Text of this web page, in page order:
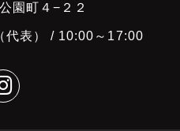
園町４−２２
（代表） / 10:00～17:00